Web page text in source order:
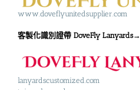
www.doveflyunitedsupplier.com
客製化識別證帶 DoveFly Lanyards→
lanyardscustomized.com